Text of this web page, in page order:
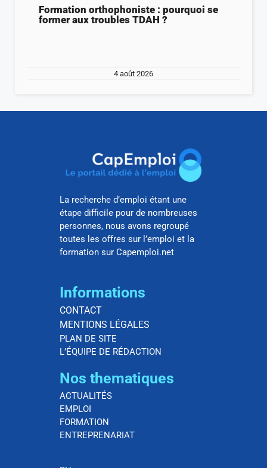
Formation orthophoniste : pourquoi se
former aux troubles TDAH ?
4 août 2026
La recherche d’emploi étant une
étape difficile pour de nombreuses
personnes, nous avons regroupé
toutes les offres sur l’emploi et la
formation sur Capemploi.net
Informations
CONTACT
MENTIONS LÉGALES
PLAN DE SITE
L’ÉQUIPE DE RÉDACTION
Nos thematiques
ACTUALITÉS
EMPLOI
FORMATION
ENTREPRENARIAT